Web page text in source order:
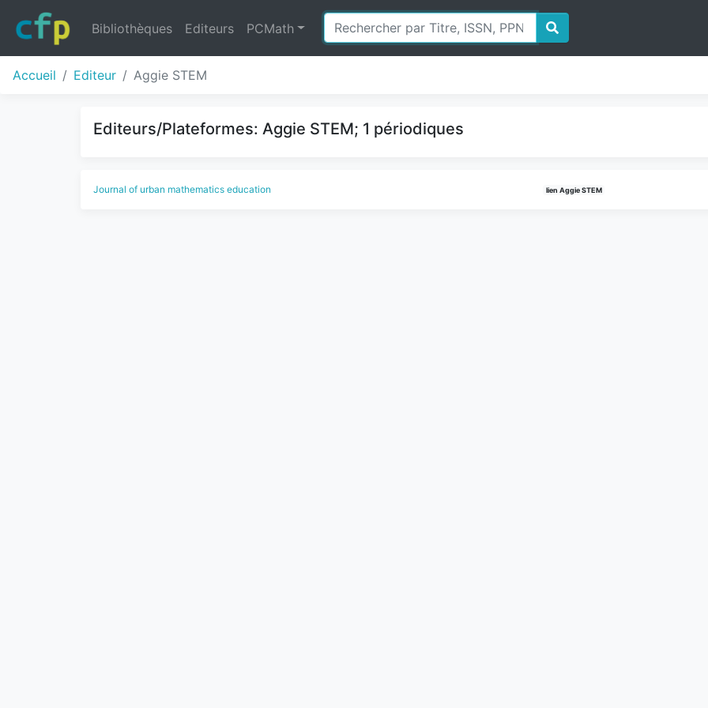
Bibliothèques Editeurs PCMath
Accueil Editeur Aggie STEM
Editeurs/Plateformes: Aggie STEM; 1 périodiques
Journal of urban mathematics education lien Aggie STEM